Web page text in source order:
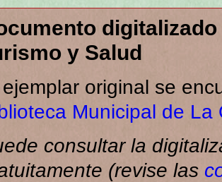
y Salud
original se
Municipal de La
consultar la
(revise las